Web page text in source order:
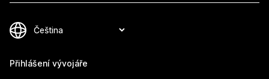
Přihlášení vývojáře